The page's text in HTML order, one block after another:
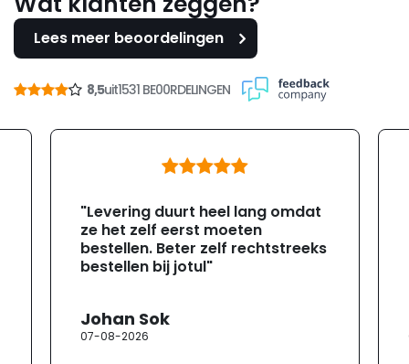
Lees meer beoordelingen
8,5uit1531 BE00RDELINGEN
"Levering duurt heel lang omdat
ze het zelf eerst moeten
bestellen. Beter zelf rechtstreeks
bestellen bij jotul"
Johan Sok
07-08-2026